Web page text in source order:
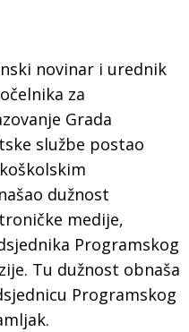
novinar i urednik
za
Grada
službe postao
dužnost
medije,
Programskog
Tu dužnost obnaša
Programskog